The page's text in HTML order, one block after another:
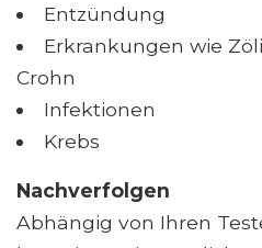
Entzündung
Erkrankungen wie
Crohn
Infektionen
Krebs
Nachverfolgen
Abhängig von Ihren